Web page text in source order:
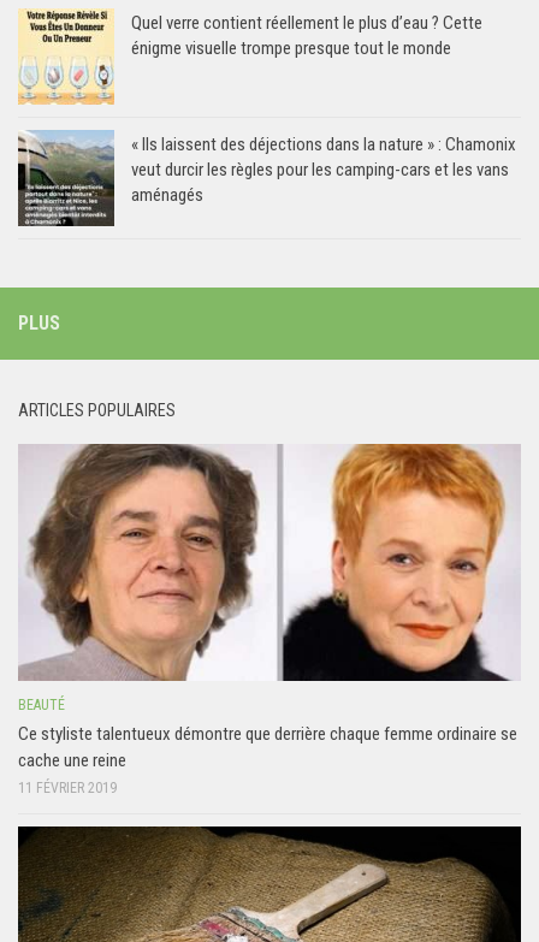
Quel verre contient réellement le plus d’eau ? Cette
énigme visuelle trompe presque tout le monde
« Ils laissent des déjections dans la nature » : Chamonix
veut durcir les règles pour les camping-cars et les vans
aménagés
PLUS
ARTICLES POPULAIRES
BEAUTÉ
Ce styliste talentueux démontre que derrière chaque femme ordinaire se
cache une reine
11 FÉVRIER 2019